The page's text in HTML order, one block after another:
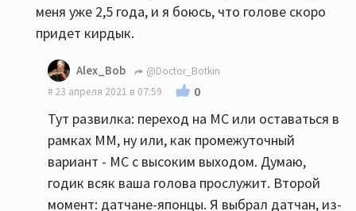
меня уже 2,5 года, и я боюсь, что голове скоро
придет кирдык.
Alex_Bob
@Doctor_Botkin
23 апреля 2021 в 07:59
0
Тут развилка: переход на МС или оставаться в
рамках ММ, ну или, как промежуточный
вариант - МС с высоким выходом. Думаю,
годик всяк ваша голова прослужит. Второй
момент: датчане-японцы. Я выбрал датчан, из-